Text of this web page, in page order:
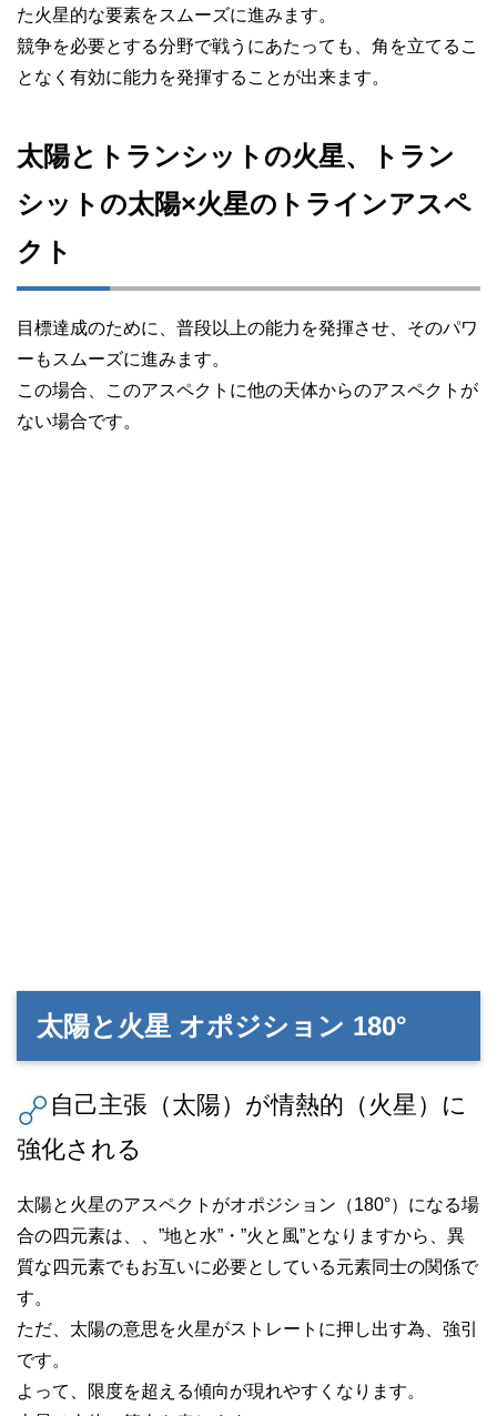
た火星的な要素をスムーズに進みます。
競争を必要とする分野で戦うにあたっても、角を立てるこ
となく有効に能力を発揮することが出来ます。
太陽とトランシットの火星、トラン
シットの太陽×火星のトラインアスペ
クト
目標達成のために、普段以上の能力を発揮させ、そのパワ
ーもスムーズに進みます。
この場合、このアスペクトに他の天体からのアスペクトが
ない場合です。
太陽と火星 オポジション 180°
自己主張（太陽）が情熱的（火星）に
強化される
太陽と火星のアスペクトがオポジション（180°）になる場
合の四元素は、、”地と水”・”火と風”となりますから、異
質な四元素でもお互いに必要としている元素同士の関係で
す。
ただ、太陽の意思を火星がストレートに押し出す為、強引
です。
よって、限度を超える傾向が現れやすくなります。